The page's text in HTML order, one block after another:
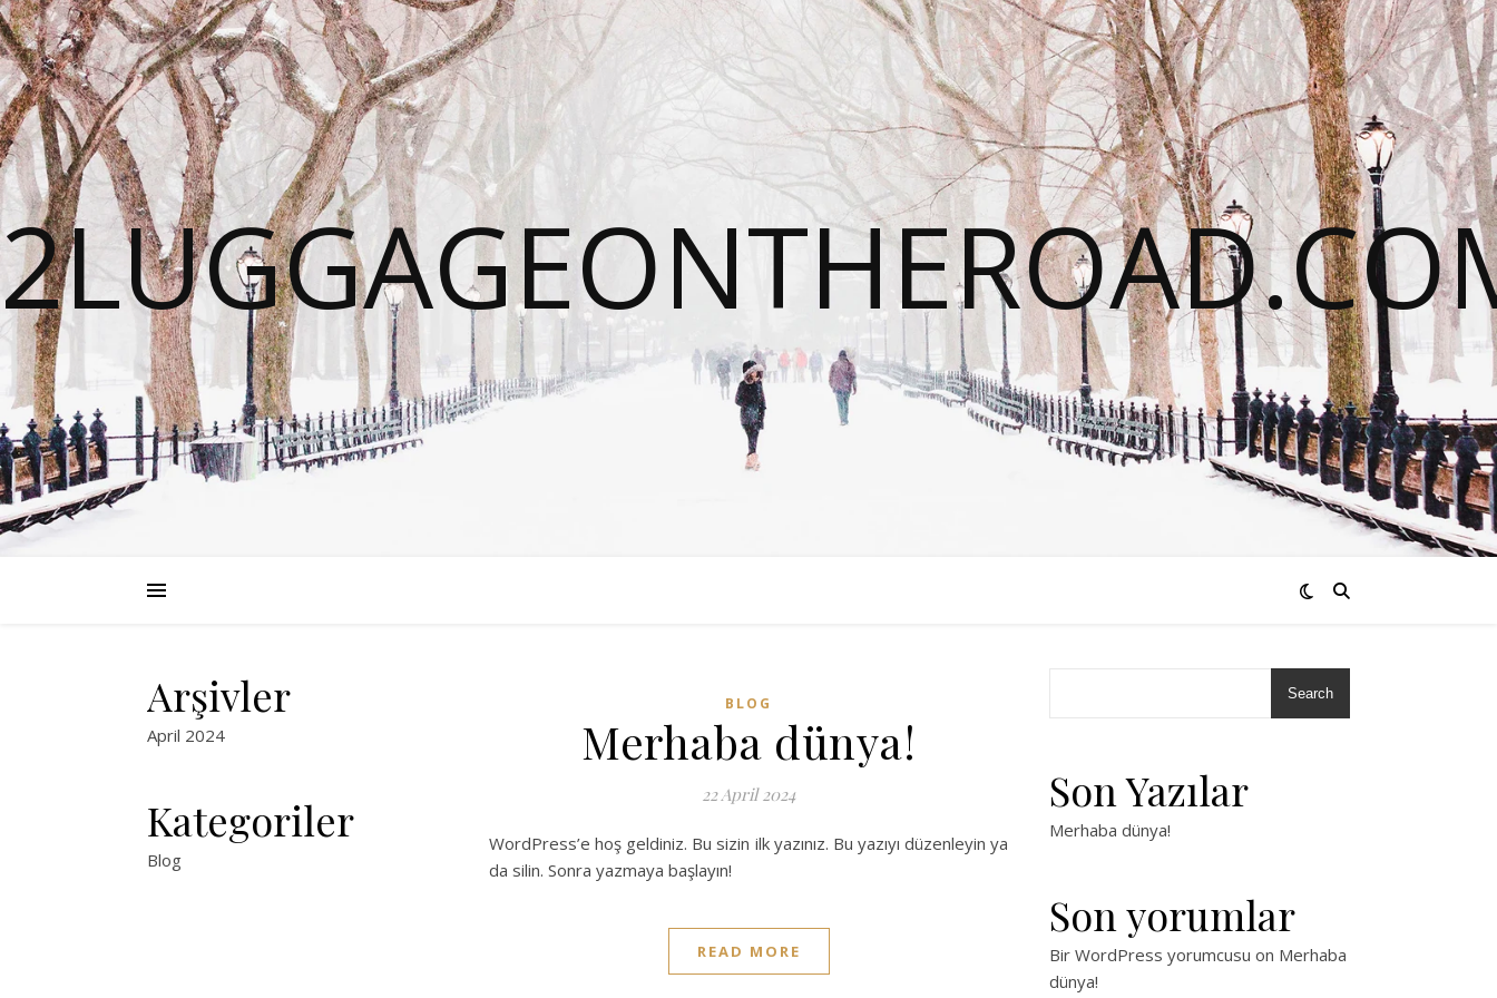
Arşivler
April 2024
Kategoriler
Blog
BLOG
Merhaba dünya!
22 April 2024
WordPress’e hoş geldiniz. Bu sizin ilk yazınız. Bu yazıyı düzenleyin ya
da silin. Sonra yazmaya başlayın!
READ MORE
Search
Son Yazılar
Merhaba dünya!
Son yorumlar
Bir WordPress yorumcusu on Merhaba
dünya!